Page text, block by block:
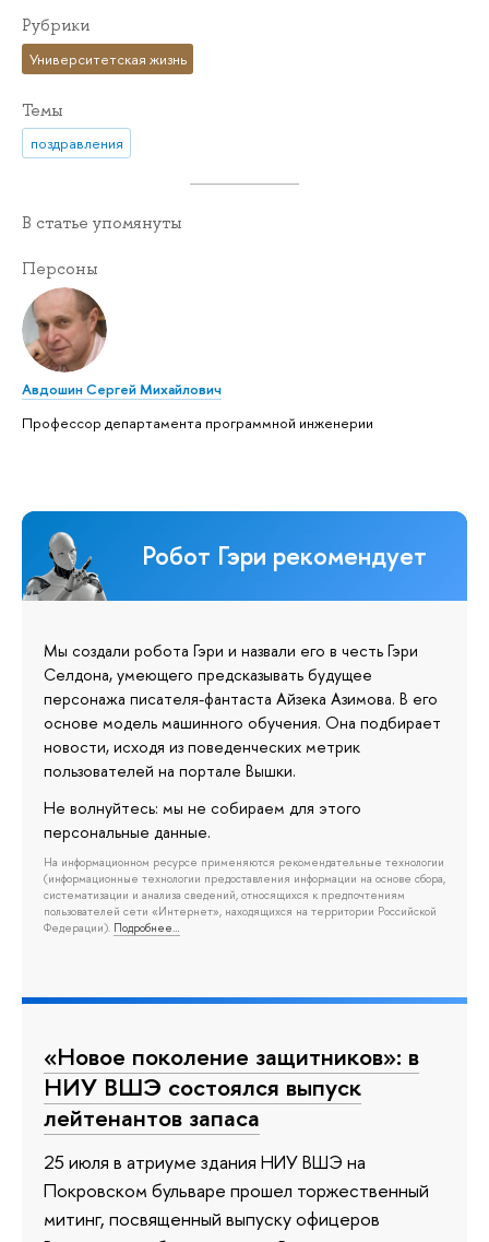
Рубрики
Университетская жизнь
Темы
поздравления
В статье упомянуты
Персоны
Авдошин Сергей Михайлович
Профессор департамента программной инженерии
Робот Гэри рекомендует
Мы создали робота Гэри и назвали его в честь Гэри
Селдона, умеющего предсказывать будущее
персонажа писателя-фантаста Айзека Азимова. В его
основе модель машинного обучения. Она подбирает
новости, исходя из поведенческих метрик
пользователей на портале Вышки.
Не волнуйтесь: мы не собираем для этого
персональные данные.
На информационном ресурсе применяются рекомендательные технологии
(информационные технологии предоставления информации на основе сбора,
систематизации и анализа сведений, относящихся к предпочтениям
пользователей сети «Интернет», находящихся на территории Российской
Федерации). Подробнее…
«Новое поколение защитников»: в
НИУ ВШЭ состоялся выпуск
лейтенантов запаса
25 июля в атриуме здания НИУ ВШЭ на
Покровском бульваре прошел торжественный
митинг, посвященный выпуску офицеров